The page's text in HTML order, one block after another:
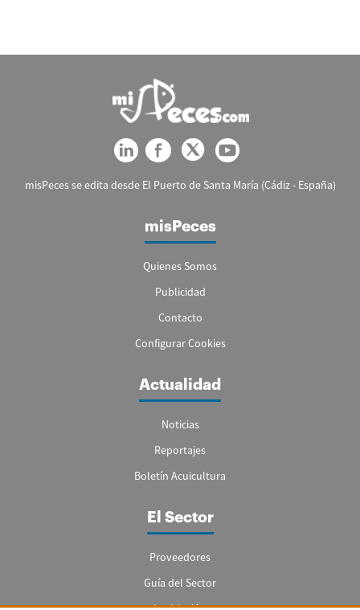
misPeces se edita desde El Puerto de Santa María (Cádiz - España)
misPeces
Quienes Somos
Publicidad
Contacto
Configurar Cookies
Actualidad
Noticias
Reportajes
Boletín Acuicultura
El Sector
Proveedores
Guía del Sector